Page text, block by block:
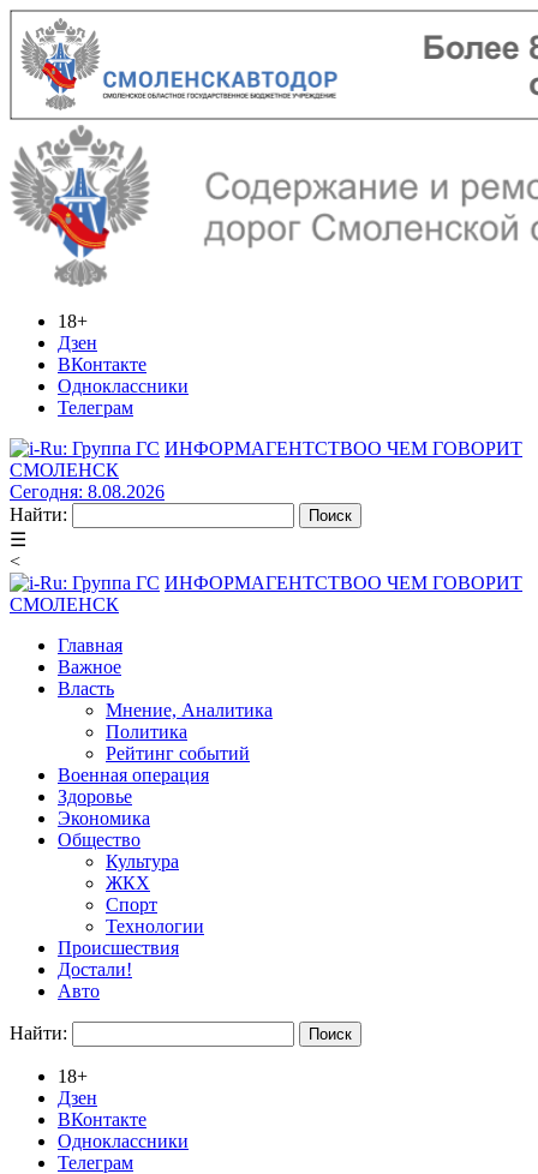
18+
Дзен
ВКонтакте
Одноклассники
Телеграм
ИНФОРМАГЕНТСТВОО ЧЕМ ГОВОРИТ
СМОЛЕНСК
Сегодня: 8.08.2026
Найти:
☰
<
ИНФОРМАГЕНТСТВОО ЧЕМ ГОВОРИТ
СМОЛЕНСК
Главная
Важное
Власть
Мнение, Аналитика
Политика
Рейтинг событий
Военная операция
Здоровье
Экономика
Общество
Культура
ЖКХ
Спорт
Технологии
Происшествия
Достали!
Авто
Найти:
18+
Дзен
ВКонтакте
Одноклассники
Телеграм